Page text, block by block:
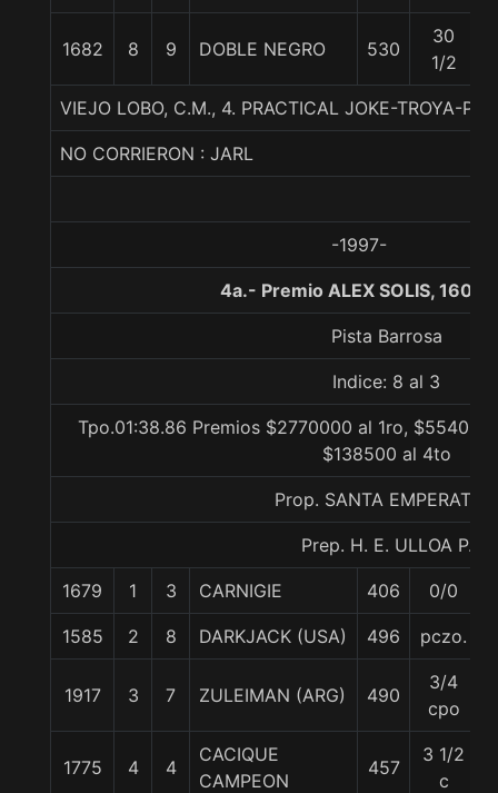
1682 8 9 DOBLE NEGRO 530
30
1/2
VIEJO LOBO, C.M., 4. PRACTICAL JOKE-TROYA-
NO CORRIERON : JARL
-1997-
4a.- Premio ALEX SOLIS, 1600
Pista Barrosa
Indice: 8 al 3
Tpo.01:38.86 Premios $2770000 al 1ro,
$138500 al 4to
Prop. SANTA EMPERATRIZ
Prep. H. E. ULLOA P.
1679 1 3 CARNIGIE 406 0/0
1585 2 8 DARKJACK (USA) 496 pczo.
1917 3 7 ZULEIMAN (ARG) 490
3/4
cpo
1775 4 4
CACIQUE
CAMPEON
457
3 1/2
c